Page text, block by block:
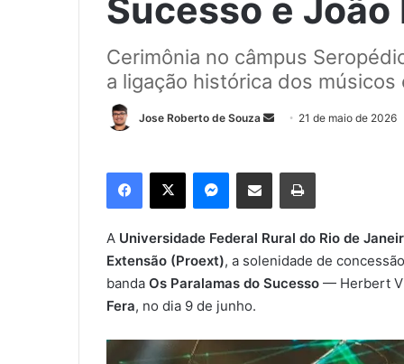
Sucesso e João
Cerimônia no câmpus
a ligação histórica dos músicos
Jose Roberto de Souza
e
e
-
i
21 de maio de 2026
A Universidade Federal Rural do Rio de
Extensão (Proext), a solenidade de
banda Os Paralamas do Sucesso — Herbert
Fera, no dia 9 de junho.